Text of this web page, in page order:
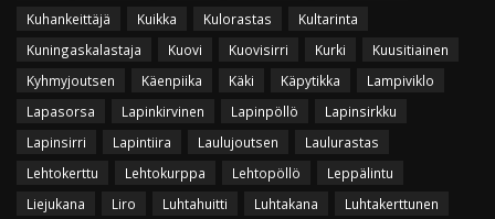
Kuhankeittäjä
Kuikka Kulorastas
Kultarinta
Kuningaskalastaja
Kuovi Kuovisirri Kurki
Kuusitiainen
Kyhmyjoutsen
Käenpiika Käki Käpytikka
Lampiviklo
Lapasorsa
Lapinkirvinen Lapinpöllö
Lapinsirkku
Lapinsirri
Lapintiira Laulujoutsen
Laulurastas
Lehtokerttu
Lehtokurppa Lehtopöllö
Leppälintu
Liejukana
Liro Luhtahuitti Luhtakana
Luhtakerttunen